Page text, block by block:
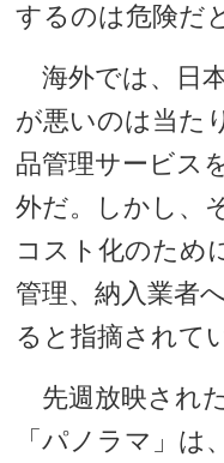
するのは危険だ
海外では、日
が悪いのは当た
品管理サービス
外だ。しかし、
コスト化のため
管理、納入業者
ると指摘されて
先週放映され
「パノラマ」は